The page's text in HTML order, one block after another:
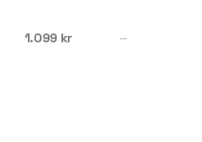
1.099 kr —